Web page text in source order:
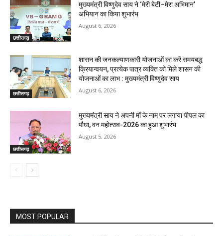
छत्तीसगढ़
मुख्यमंत्री विष्णुदेव साय ने ‘मेरी बेटी–मेरा अभिमान’
अभियान का किया शुभारंभ
August 6, 2026
छत्तीसगढ़
शासन की जनकल्याणकारी योजनाओं का करें समयबद्ध
क्रियान्वयन, प्रत्येक पात्र व्यक्ति को मिले शासन की
योजनाओं का लाभ : मुख्यमंत्री विष्णुदेव साय
August 6, 2026
छत्तीसगढ़
मुख्यमंत्री साय ने अपनी माँ के नाम पर लगाया पीपल का
पौधा, वन महोत्सव-2026 का हुआ शुभारंभ
August 5, 2026
MOST POPULAR